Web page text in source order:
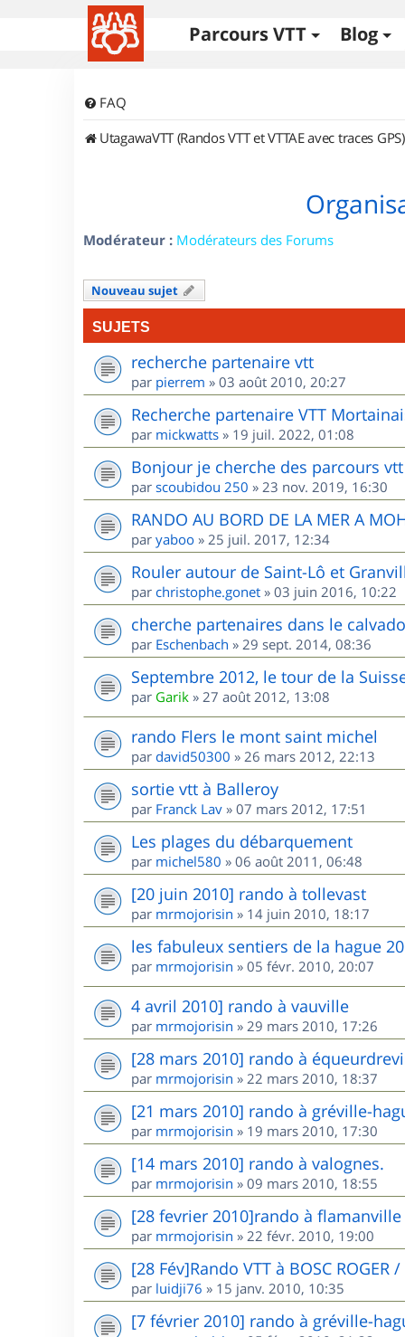
Parcours VTT Blog
FAQ
UtagawaVTT (Randos VTT et VTTAE avec traces GPS)
Modérateur : Modérateurs des Forums
Nouveau sujet
SUJETS
recherche partenaire vtt
par pierrem » 03 août 2010, 20:27
Recherche partenaire VTT
par mickwatts » 19 juil. 2022, 01:08
Bonjour je cherche des parcours
par scoubidou 250 » 23 nov. 2019, 16:30
RANDO AU BORD DE LA MER A
par yaboo » 25 juil. 2017, 12:34
Rouler autour de Saint-Lô et
par christophe.gonet » 03 juin 2016, 10:22
cherche partenaires dans le
par Eschenbach » 29 sept. 2014, 08:36
Septembre 2012, le tour de la
par Garik » 27 août 2012, 13:08
rando Flers le mont saint michel
par david50300 » 26 mars 2012, 22:13
sortie vtt à Balleroy
par Franck Lav » 07 mars 2012, 17:51
Les plages du débarquement
par michel580 » 06 août 2011, 06:48
[20 juin 2010] rando à tollevast
par mrmojorisin » 14 juin 2010, 18:17
les fabuleux sentiers de la hague
par mrmojorisin » 05 févr. 2010, 20:07
4 avril 2010] rando à vauville
par mrmojorisin » 29 mars 2010, 17:26
[28 mars 2010] rando à
par mrmojorisin » 22 mars 2010, 18:37
[21 mars 2010] rando à gréville-
par mrmojorisin » 19 mars 2010, 17:30
[14 mars 2010] rando à valognes.
par mrmojorisin » 09 mars 2010, 18:55
[28 fevrier 2010]rando à
par mrmojorisin » 22 févr. 2010, 19:00
[28 Fév]Rando VTT à BOSC ROGER
par luidji76 » 15 janv. 2010, 10:35
[7 février 2010] rando à gréville-